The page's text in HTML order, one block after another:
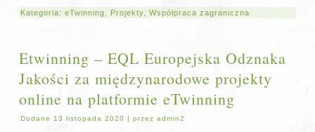
Kategoria:eTwinning Projekty ,Współpraca zagraniczna
Etwinning – EQL Europejska Odznaka
Jakości za międzynarodowe projekty
online na platformie eTwinning
Dodane 13 listopada 2020 |przez admin2